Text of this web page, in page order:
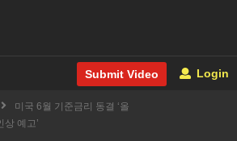
Submit Video Login
미국 6월 기준금리 동결 ‘올
예고’